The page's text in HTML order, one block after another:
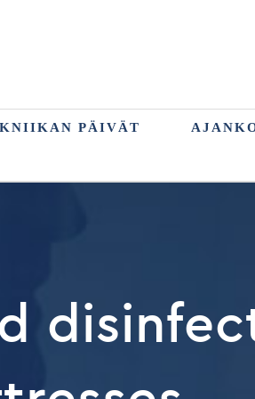
PÄIVÄT